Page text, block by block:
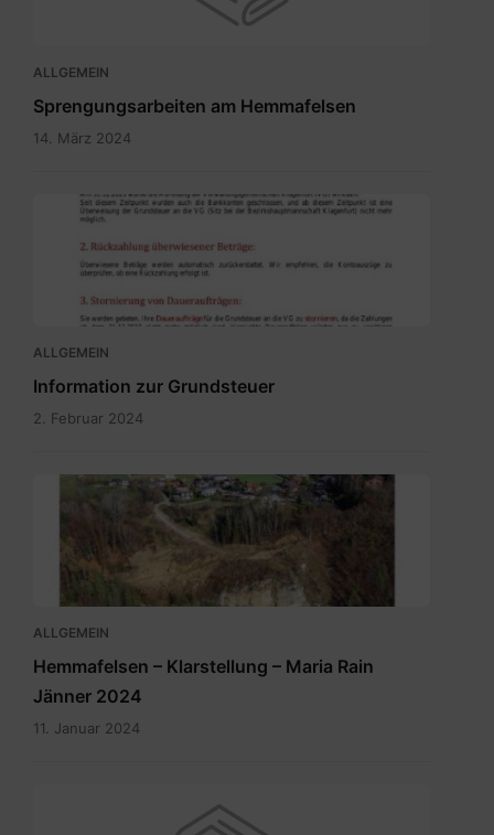
ALLGEMEIN
Sprengungsarbeiten am Hemmafelsen
14. März 2024
Grundsteuer
ALLGEMEIN
Information zur Grundsteuer
2. Februar 2024
ALLGEMEIN
Hemmafelsen – Klarstellung – Maria Rain
Jänner 2024
11. Januar 2024